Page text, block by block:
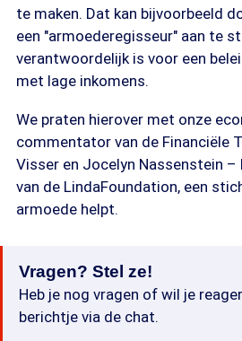
te maken. Dat kan bijvoorbeeld
een "armoederegisseur" aan te
verantwoordelijk is voor een
met lage inkomens.
We praten hierover met onze
commentator van de Financiële
Visser en Jocelyn Nassenstein –
van de LindaFoundation, een
armoede helpt.
Vragen? Stel ze!
Heb je nog vragen of wil je
berichtje via de chat.